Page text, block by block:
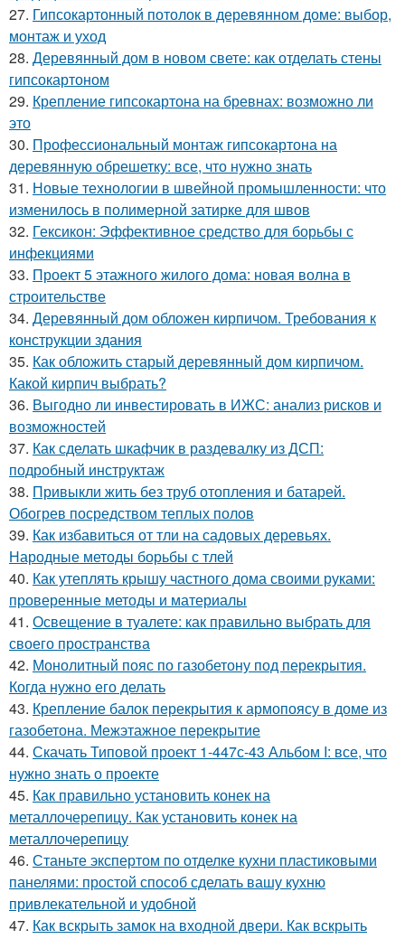
27. Гипсокартонный потолок в деревянном доме: выбор,
монтаж и уход
28. Деревянный дом в новом свете: как отделать стены
гипсокартоном
29. Крепление гипсокартона на бревнах: возможно ли
это
30. Профессиональный монтаж гипсокартона на
деревянную обрешетку: все, что нужно знать
31. Новые технологии в швейной промышленности: что
изменилось в полимерной затирке для швов
32. Гексикон: Эффективное средство для борьбы с
инфекциями
33. Проект 5 этажного жилого дома: новая волна в
строительстве
34. Деревянный дом обложен кирпичом. Требования к
конструкции здания
35. Как обложить старый деревянный дом кирпичом.
Какой кирпич выбрать?
36. Выгодно ли инвестировать в ИЖС: анализ рисков и
возможностей
37. Как сделать шкафчик в раздевалку из ДСП:
подробный инструктаж
38. Привыкли жить без труб отопления и батарей.
Обогрев посредством теплых полов
39. Как избавиться от тли на садовых деревьях.
Народные методы борьбы с тлей
40. Как утеплять крышу частного дома своими руками:
проверенные методы и материалы
41. Освещение в туалете: как правильно выбрать для
своего пространства
42. Монолитный пояс по газобетону под перекрытия.
Когда нужно его делать
43. Крепление балок перекрытия к армопоясу в доме из
газобетона. Межэтажное перекрытие
44. Скачать Типовой проект 1-447с-43 Альбом I: все, что
нужно знать о проекте
45. Как правильно установить конек на
металлочерепицу. Как установить конек на
металлочерепицу
46. Станьте экспертом по отделке кухни пластиковыми
панелями: простой способ сделать вашу кухню
привлекательной и удобной
47. Как вскрыть замок на входной двери. Как вскрыть